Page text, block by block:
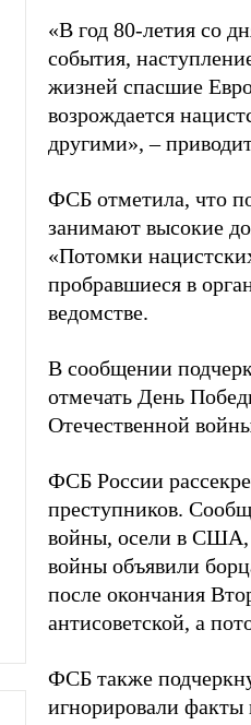
«В год 80-летия со
события,
жизней спасшие
возрождается
другими», –
ФСБ отметила, что
занимают высокие
«Потомки
пробравшиеся в
ведомстве.
В сообщении
отмечать День
Отечественной
ФСБ России
преступников.
войны, осели в США,
войны объявили
после окончания
антисоветской, а
ФСБ также
игнорировали